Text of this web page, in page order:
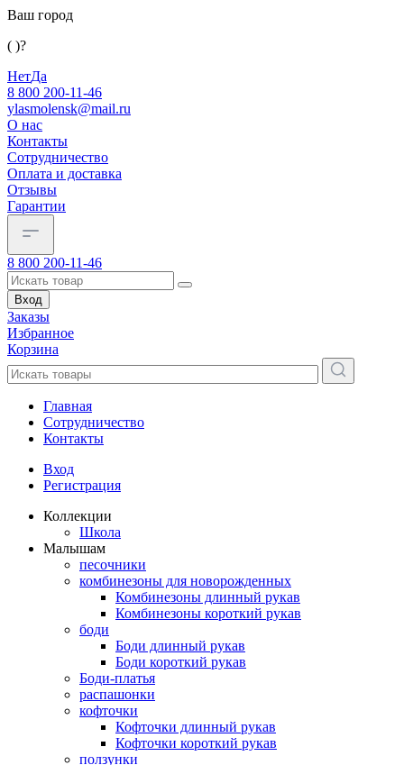
Ваш город
( )?
НетДа
8 800 200-11-46
ylasmolensk@mail.ru
О нас
Контакты
Сотрудничество
Оплата и доставка
Отзывы
Гарантии
8 800 200-11-46
Вход
Заказы
Избранное
Корзина
Главная
Сотрудничество
Контакты
Вход
Регистрация
Коллекции
Школа
Малышам
песочники
комбинезоны для новорожденных
Комбинезоны длинный рукав
Комбинезоны короткий рукав
боди
Боди длинный рукав
Боди короткий рукав
Боди-платья
распашонки
кофточки
Кофточки длинный рукав
Кофточки короткий рукав
ползунки